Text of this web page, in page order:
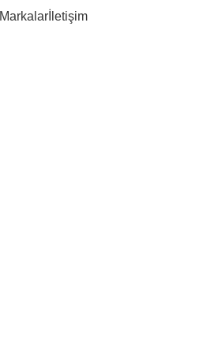
Markalar İletişim